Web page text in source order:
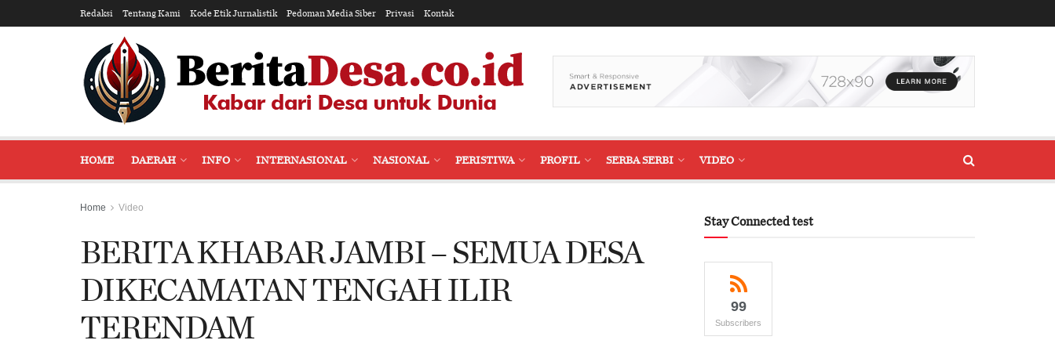
Redaksi Tentang Kami Kode Etik Jurnalistik Pedoman Media Siber Privasi Kontak
HOME DAERAH INFO INTERNASIONAL NASIONAL PERISTIWA PROFIL SERBA SERBI VIDEO
Home Video
BERITA KHABAR JAMBI – SEMUA DESA
DIKECAMATAN TENGAH ILIR
TERENDAM
Stay Connected test
99
Subscribers